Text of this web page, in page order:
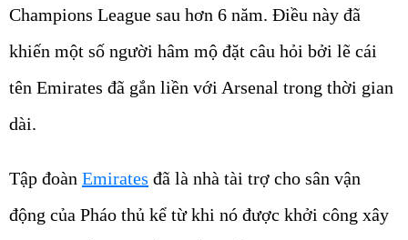
Champions League sau hơn 6 năm. Điều này đã
khiến một số người hâm mộ đặt câu hỏi bởi lẽ cái
tên Emirates đã gắn liền với Arsenal trong thời gian
dài.
Tập đoàn Emirates đã là nhà tài trợ cho sân vận
động của Pháo thủ kể từ khi nó được khởi công xây